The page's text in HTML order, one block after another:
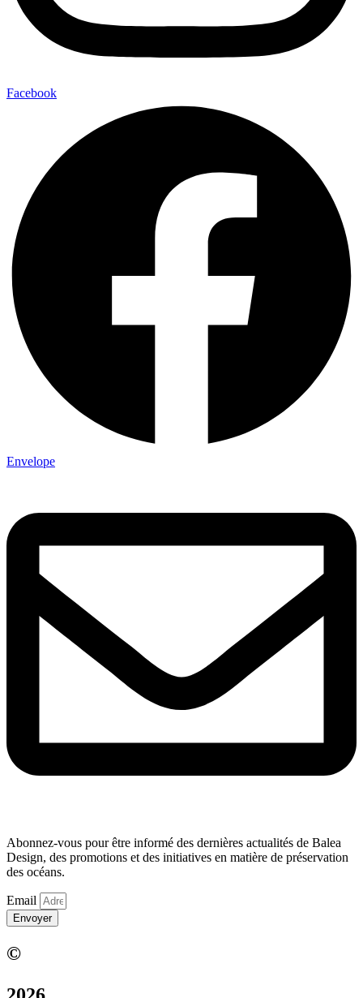
Facebook
Envelope
Abonnez-vous pour être informé des dernières actualités de Balea
Design, des promotions et des initiatives en matière de préservation
des océans.
Email
Envoyer
©